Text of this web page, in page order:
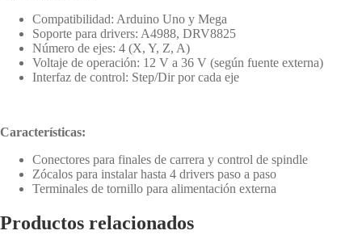
Compatibilidad: Arduino Uno y Mega
Soporte para drivers: A4988, DRV8825
Número de ejes: 4 (X, Y, Z, A)
Voltaje de operación: 12 V a 36 V (según fuente externa)
Interfaz de control: Step/Dir por cada eje
Características:
Conectores para finales de carrera y control de spindle
Zócalos para instalar hasta 4 drivers paso a paso
Terminales de tornillo para alimentación externa
Productos relacionados